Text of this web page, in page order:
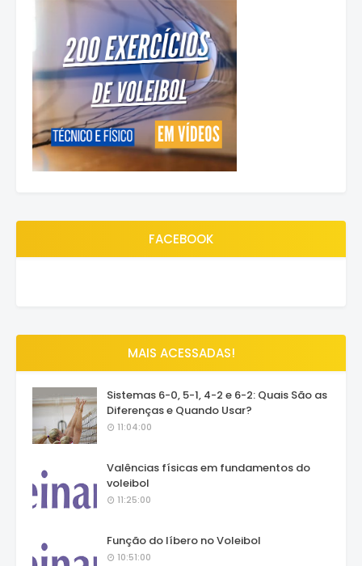
FACEBOOK
MAIS ACESSADAS!
Sistemas 6-0, 5-1, 4-2 e 6-2: Quais São as
Diferenças e Quando Usar?
11:04:00
Valências físicas em fundamentos do
voleibol
11:25:00
Função do líbero no Voleibol
10:51:00